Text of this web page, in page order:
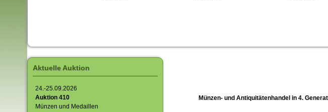
Aktuelle Auktion
24.-25.09.2026
Auktion 410
Münzen und Medaillen
Münzen- und Antiquitätenhandel in 4.